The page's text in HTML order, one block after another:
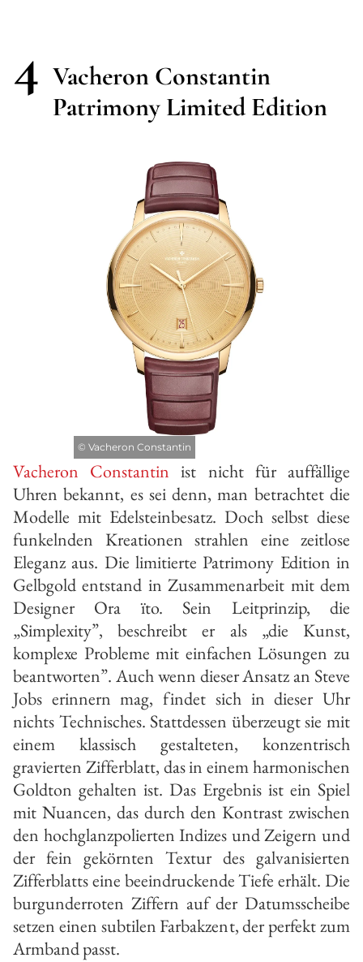
4 Vacheron Constantin
Patrimony Limited Edition
© Vacheron Constantin
Vacheron Constantin ist nicht für auffällige
Uhren bekannt, es sei denn, man betrachtet die
Modelle mit Edelsteinbesatz. Doch selbst diese
funkelnden Kreationen strahlen eine zeitlose
Eleganz aus. Die limitierte Patrimony Edition in
Gelbgold entstand in Zusammenarbeit mit dem
Designer Ora ïto. Sein Leitprinzip, die
„Simplexity”, beschreibt er als „die Kunst,
komplexe Probleme mit einfachen Lösungen zu
beantworten”. Auch wenn dieser Ansatz an Steve
Jobs erinnern mag, findet sich in dieser Uhr
nichts Technisches. Stattdessen überzeugt sie mit
einem klassisch gestalteten, konzentrisch
gravierten Zifferblatt, das in einem harmonischen
Goldton gehalten ist. Das Ergebnis ist ein Spiel
mit Nuancen, das durch den Kontrast zwischen
den hochglanzpolierten Indizes und Zeigern und
der fein gekörnten Textur des galvanisierten
Zifferblatts eine beeindruckende Tiefe erhält. Die
burgunderroten Ziffern auf der Datumsscheibe
setzen einen subtilen Farbakzent, der perfekt zum
Armband passt.